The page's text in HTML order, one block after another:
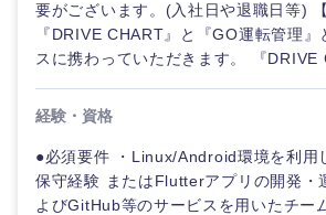
要がございます。(入社日や退職日等)
『DRIVE CHART』と『GO運転管理
スに携わっていただきます。 『DRIVE
経験・資格
●必須要件 ・Linux/Android環境を利用
保守経験 またはFlutterアプリの開発・
よびGitHub等のサービスを用いたチー